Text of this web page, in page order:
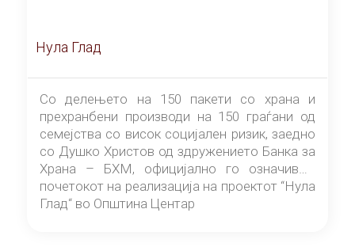
Нула Глад
Со делењето на 150 пакети со храна и
прехранбени производи на 150 граѓани од
семејства со висок социјален ризик, заедно
со Душко Христов од здружението Банка за
Храна – БХМ, официјално го означивме
почетокот на реализација на проектот “Нула
Глад“ во Општина Центар